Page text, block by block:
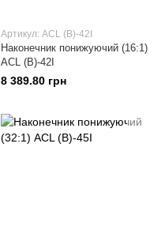
Артикул: ACL (B)-42I
Наконечник понижуючий (16:1)
ACL (B)-42I
8 389.80 грн